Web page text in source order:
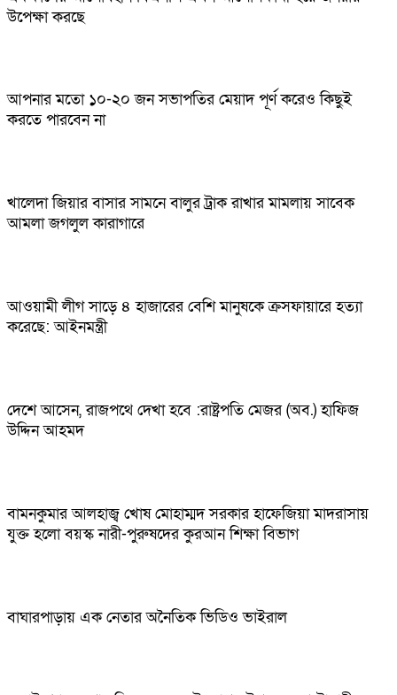
উপেক্ষা করছে
আপনার মতো ১০-২০ জন সভাপতির মেয়াদ পূর্ণ করেও কিছুই
করতে পারবেন না
খালেদা জিয়ার বাসার সামনে বালুর ট্রাক রাখার মামলায় সাবেক
আমলা জগলুল কারাগারে
আওয়ামী লীগ সাড়ে ৪ হাজারের বেশি মানুষকে ক্রসফায়ারে হত্যা
করেছে: আইনমন্ত্রী
দেশে আসেন, রাজপথে দেখা হবে :রাষ্ট্রপতি মেজর (অব.) হাফিজ
উদ্দিন আহমদ
বামনকুমার আলহাজ্ব খোষ মোহাম্মদ সরকার হাফেজিয়া মাদরাসায়
যুক্ত হলো বয়স্ক নারী-পুরুষদের কুরআন শিক্ষা বিভাগ
বাঘারপাড়ায় এক নেতার অনৈতিক ভিডিও ভাইরাল